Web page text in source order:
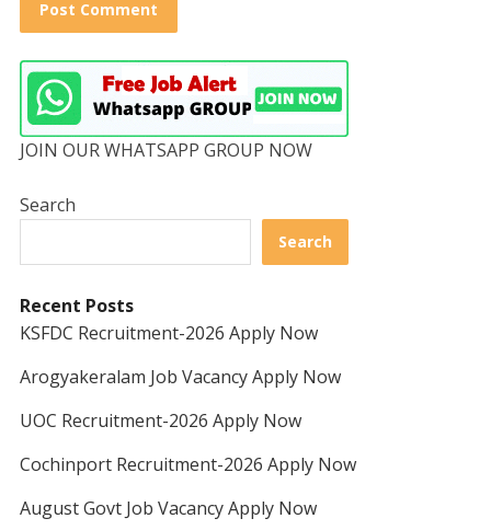
JOIN OUR WHATSAPP GROUP NOW
Search
Search
Recent Posts
KSFDC Recruitment-2026 Apply Now
Arogyakeralam Job Vacancy Apply Now
UOC Recruitment-2026 Apply Now
Cochinport Recruitment-2026 Apply Now
August Govt Job Vacancy Apply Now